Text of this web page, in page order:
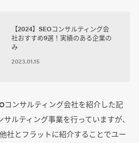
【2024】SEOコンサルティング会
社おすすめ9選！実績のある企業の
み
2023.01.15
コンサルティング会社を紹介した記
ルティング事業を行っていますが、
社とフラットに紹介することでユー